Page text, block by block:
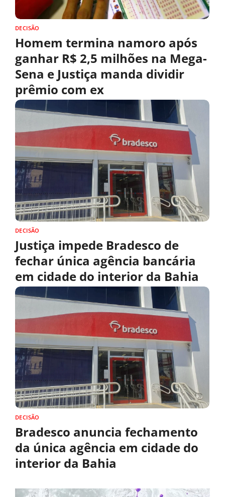
DECISÃO
Homem termina namoro após
ganhar R$ 2,5 milhões na Mega-
Sena e Justiça manda dividir
prêmio com ex
DECISÃO
Justiça impede Bradesco de
fechar única agência bancária
em cidade do interior da Bahia
DECISÃO
Bradesco anuncia fechamento
da única agência em cidade do
interior da Bahia